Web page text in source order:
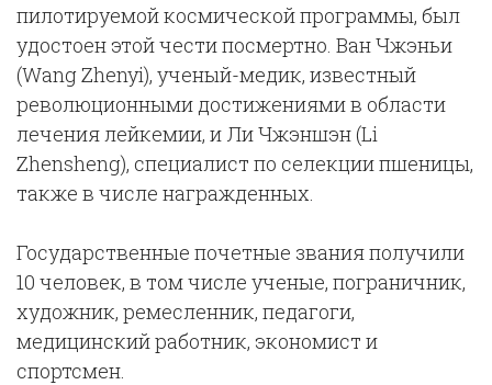
пилотируемой космической программы, был
удостоен этой чести посмертно. Ван Чжэньи
(Wang Zhenyi), ученый-медик, известный
революционными достижениями в области
лечения лейкемии, и Ли Чжэншэн (Li
Zhensheng), специалист по селекции пшеницы,
также в числе награжденных.
Государственные почетные звания получили
10 человек, в том числе ученые, пограничник,
художник, ремесленник, педагоги,
медицинский работник, экономист и
спортсмен.